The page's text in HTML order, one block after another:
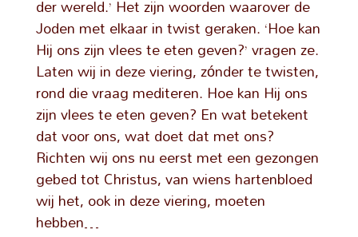
der wereld.’ Het zijn woorden waarover de
Joden met elkaar in twist geraken. ‘Hoe kan
Hij ons zijn vlees te eten geven?’ vragen ze.
Laten wij in deze viering, zónder te twisten,
rond die vraag mediteren. Hoe kan Hij ons
zijn vlees te eten geven? En wat betekent
dat voor ons, wat doet dat met ons?
Richten wij ons nu eerst met een gezongen
gebed tot Christus, van wiens hartenbloed
wij het, ook in deze viering, moeten
hebben…